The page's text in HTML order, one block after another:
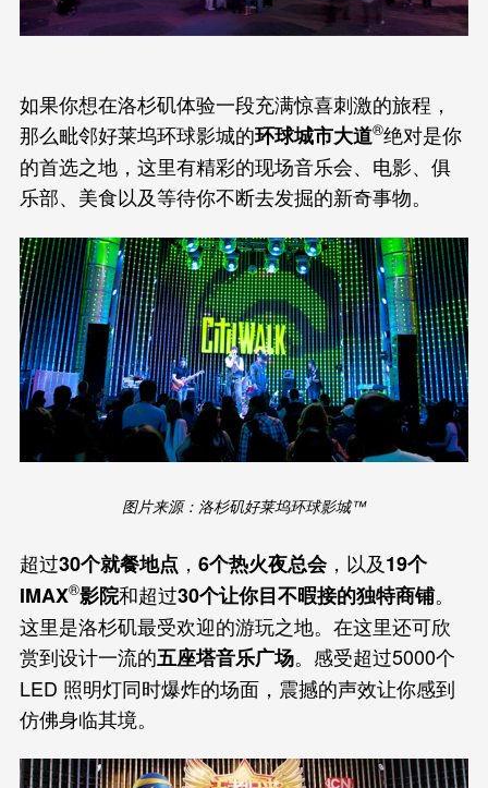
如果你想在洛杉矶体验一段充满惊喜刺激的旅程，
那么毗邻好莱坞环球影城的环球城市大道®绝对是你
的首选之地，这里有精彩的现场音乐会、电影、俱
乐部、美食以及等待你不断去发掘的新奇事物。
图片来源：洛杉矶好莱坞环球影城™
超过30个就餐地点 ， 6个热火夜总会，以及19个
IMAX®影院和超过30个让你目不暇接的独特商铺。
这里是洛杉矶最受欢迎的游玩之地。在这里还可欣
赏到设计一流的五座塔音乐广场。感受超过5000个
LED 照明灯同时爆炸的场面，震撼的声效让你感到
仿佛身临其境。